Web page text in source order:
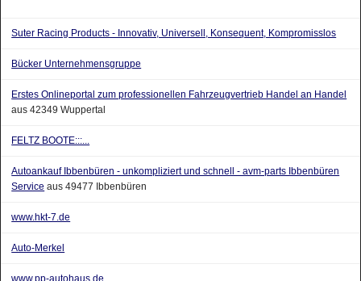
Suter Racing Products - Innovativ, Universell, Konsequent, Kompromisslos
Bücker Unternehmensgruppe
Erstes Onlineportal zum professionellen Fahrzeugvertrieb Handel an Handel
aus 42349 Wuppertal
FELTZ BOOTE:::...
Autoankauf Ibbenbüren - unkompliziert und schnell - avm-parts Ibbenbüren
Service aus 49477 Ibbenbüren
www.hkt-7.de
Auto-Merkel
www.pp-autohaus.de